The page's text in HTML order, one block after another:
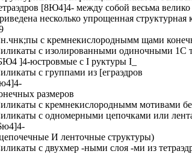
[8Ю4]4- между собой весьма
несколько упрощенная
с кремнекислороднымм щами
с изолированными одиночными 1С
]4-юстровмые с I руктуры I_
с группами из [еграэдров
размеров
с кремнекислороднымм мотивами
с одномерными цепочками или
И ленточные структуры)
с двухмер -ными слоя -ми из